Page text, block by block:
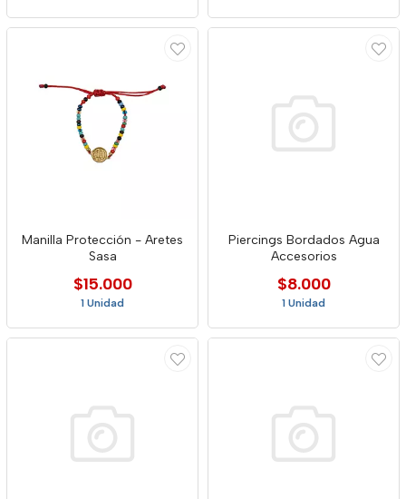
Manilla Protección - Aretes
Sasa
$15.000
1 Unidad
Piercings Bordados Agua
Accesorios
$8.000
1 Unidad